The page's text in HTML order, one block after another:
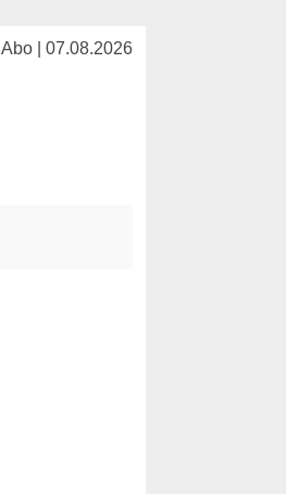
Abo | 07.08.2026